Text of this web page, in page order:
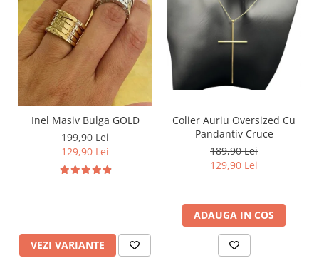
Inel Masiv Bulga GOLD
199,90 Lei
129,90 Lei
VEZI VARIANTE
Colier Auriu Oversized Cu
Pandantiv Cruce
189,90 Lei
129,90 Lei
ADAUGA IN COS